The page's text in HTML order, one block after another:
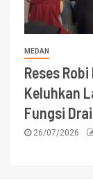
MEDAN
Reses
Keluhkan
Fungsi
26/07/2026